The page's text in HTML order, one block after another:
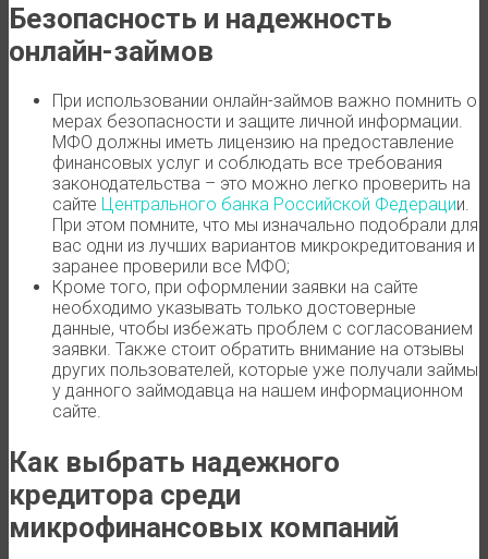
Безопасность и надежность
онлайн-займов
При использовании онлайн-займов важно помнить о
мерах безопасности и защите личной информации.
МФО должны иметь лицензию на предоставление
финансовых услуг и соблюдать все требования
законодательства – это можно легко проверить на
сайте Центрального банка Российской Федерации.
При этом помните, что мы изначально подобрали для
вас одни из лучших вариантов микрокредитования и
заранее проверили все МФО;
Кроме того, при оформлении заявки на сайте
необходимо указывать только достоверные
данные, чтобы избежать проблем с согласованием
заявки. Также стоит обратить внимание на отзывы
других пользователей, которые уже получали займы
у данного займодавца на нашем информационном
сайте.
Как выбрать надежного
кредитора среди
микрофинансовых компаний